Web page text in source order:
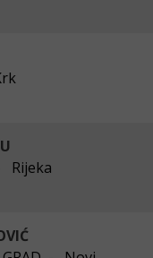
Rijeka